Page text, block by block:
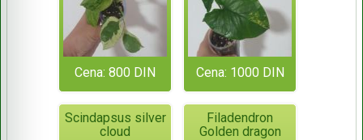
Cena: 800 DIN Cena: 1000 DIN
Scindapsus silver
cloud
Filadendron
Golden dragon